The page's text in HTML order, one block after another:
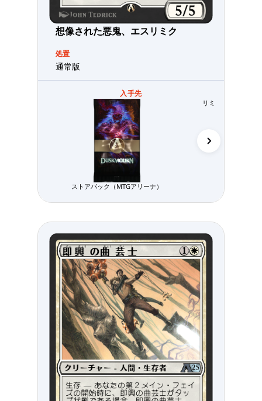
想像された悪鬼、エスリミク
処置
通常版
入手先
ストアパック（MTGアリーナ）
リミテッド用パッ